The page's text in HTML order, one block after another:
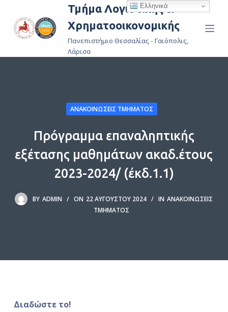
ε
ε
Τμήμα Λογιστικής &
Χρηματοοικονομικής
Πανεπιστήμιο Θεσσαλίας - Γαιόπολις,
Λάρισα
ΑΝΑΚΟΙΝΏΣΕΙΣ ΤΜΉΜΑΤΟΣ
Πρόγραμμα επαναληπτικής
εξέτασης μαθημάτων ακαδ.έτους
2023-2024/ (έκδ.1.1)
BY ADMIN ON 22 ΑΥΓΟΎΣΤΟΥ 2024 IN ΑΝΑΚΟΙΝΏΣΕΙΣ
ΤΜΉΜΑΤΟΣ
Διαδώστε το!
Ελληνικά